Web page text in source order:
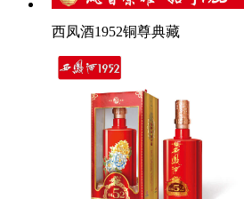
西凤酒1952铜尊典藏